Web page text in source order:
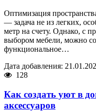
Оптимизация
— задача не из легких,
метр на счету. Однако, с
выбором мебели, можно
функциональное…
Дата добавления:
128
Как создать уют в
аксессуаров